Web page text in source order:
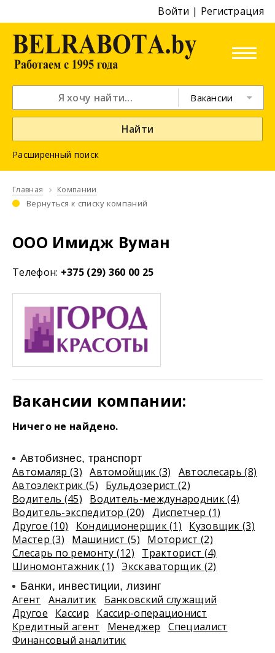
Войти | Регистрация
Вакансии
Найти
Расширенный поиск
Главная Компании
Вернуться к списку компаний
ООО Имидж Вуман
Телефон: +375 (29) 360 00 25
Вакансии компании:
Ничего не найдено.
Автобизнес, транспорт
Автомаляр (3) Автомойщик (3)
Автослесарь (8)
Автоэлектрик (5)
Бульдозерист (2)
Водитель (45)
Водитель-международник (4)
Водитель-экспедитор (20)
Диспетчер (1)
Другое (10)
Кондиционерщик (1)
Кузовщик (3)
Мастер (3)
Машинист (5)
Моторист (2)
Слесарь по ремонту (12)
Тракторист (4)
Шиномонтажник (1)
Экскаваторщик (2)
Банки, инвестиции, лизинг
Агент Аналитик
Банковский служащий
Другое
Кассир
Кассир-операционист
Кредитный агент
Менеджер
Специалист
Финансовый аналитик